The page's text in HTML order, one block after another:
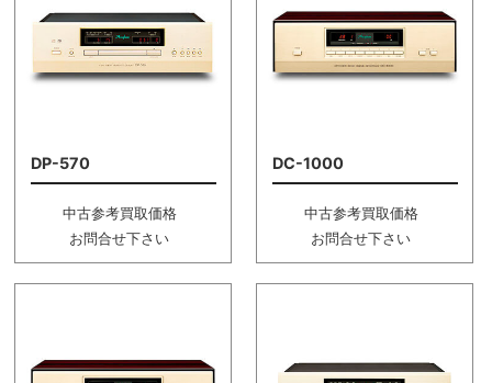
DP-570
中古参考買取価格
お問合せ下さい
DC-1000
中古参考買取価格
お問合せ下さい